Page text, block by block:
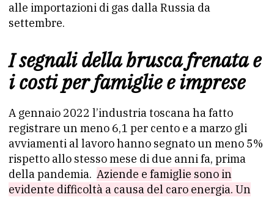
alle importazioni di gas dalla Russia da
settembre.
I segnali della brusca frenata e
i costi per famiglie e imprese
A gennaio 2022 l’industria toscana ha fatto
registrare un meno 6,1 per cento e a marzo gli
avviamenti al lavoro hanno segnato un meno 5%
rispetto allo stesso mese di due anni fa, prima
della pandemia. Aziende e famiglie sono in
evidente difficoltà a causa del caro energia. Un